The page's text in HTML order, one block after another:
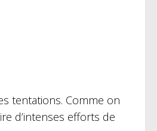
tentations. Comme on
d’intenses efforts de